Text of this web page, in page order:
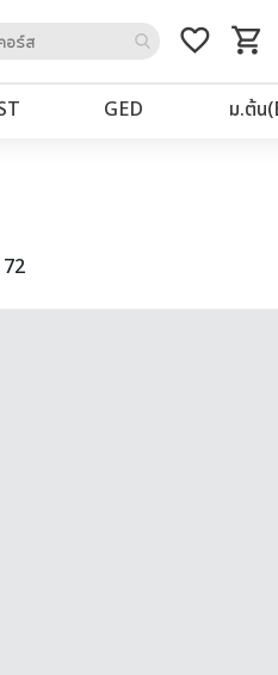
favorite_border shopping_cart
รถเข็น
GED ม.ต้น